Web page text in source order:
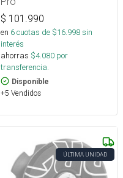
$ 101.990
en 6cuotas de $16.998sin
interés
ahorras $4.080 por
transferencia.
Disponible
+5 Vendidos
ÚLTIMA UNIDAD